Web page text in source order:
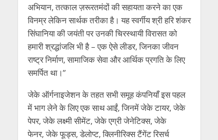
अभियान, तत्काल ज़रूरतमंदों की सहायता करने का एक
विनम्र लेकिन सार्थक तरीका है। यह स्वर्गीय श्री हरि शंकर
सिंघानिया की जयंती पर उनकी चिरस्थायी विरासत को
हमारी श्रद्धांजलि भी है – एक ऐसे लीडर, जिनका जीवन
राष्ट्र निर्माण, सामाजिक सेवा और आर्थिक प्रगति के लिए
समर्पित था।”
जेके ऑर्गनाइजेशन के तहत सभी समूह कंपनियाँ इस पहल
में भाग लेने के लिए एक साथ आईं, जिनमें जेके टायर, जेके
पेपर, जेके लक्ष्मी सीमेंट, जेके एग्री जेनेटिक्स, जेके
फेनर, जेके फूड्स, डेलोप्ट, क्लिनीरिक्स टैंगेंट रिसर्च